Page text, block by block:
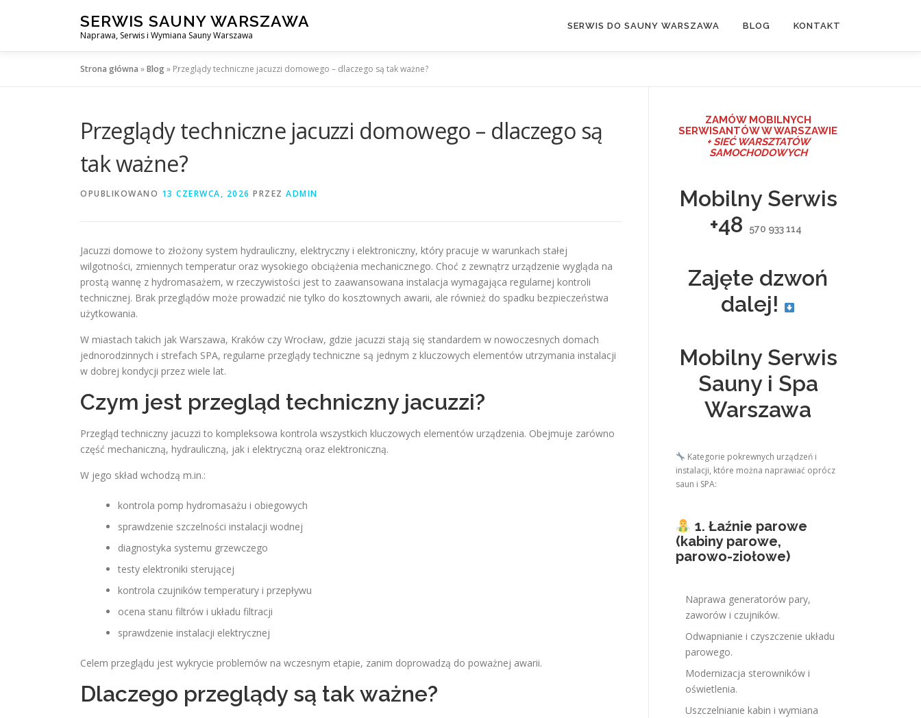
SERWIS SAUNY WARSZAWA
Naprawa, Serwis i Wymiana Sauny Warszawa
SERWIS DO SAUNY WARSZAWA BLOG KONTAKT
Strona główna »Blog» Przeglądy techniczne jacuzzi domowego – dlaczego są tak ważne?
Przeglądy techniczne jacuzzi domowego – dlaczego są
tak ważne?
OPUBLIKOWANO 13 CZERWCA, 2026 PRZEZ ADMIN
Jacuzzi domowe to złożony system hydrauliczny, elektryczny i elektroniczny, który pracuje w warunkach stałej
wilgotności, zmiennych temperatur oraz wysokiego obciążenia mechanicznego. Choć z zewnątrz urządzenie wygląda na
prostą wannę z hydromasażem, w rzeczywistości jest to zaawansowana instalacja wymagająca regularnej kontroli
technicznej. Brak przeglądów może prowadzić nie tylko do kosztownych awarii, ale również do spadku bezpieczeństwa
użytkowania.
W miastach takich jak Warszawa, Kraków czy Wrocław, gdzie jacuzzi stają się standardem w nowoczesnych domach
jednorodzinnych i strefach SPA, regularne przeglądy techniczne są jednym z kluczowych elementów utrzymania instalacji
w dobrej kondycji przez wiele lat.
Czym jest przegląd techniczny jacuzzi?
Przegląd techniczny jacuzzi to kompleksowa kontrola wszystkich kluczowych elementów urządzenia. Obejmuje zarówno
część mechaniczną, hydrauliczną, jak i elektryczną oraz elektroniczną.
W jego skład wchodzą m.in.:
kontrola pomp hydromasażu i obiegowych
sprawdzenie szczelności instalacji wodnej
diagnostyka systemu grzewczego
testy elektroniki sterującej
kontrola czujników temperatury i przepływu
ocena stanu filtrów i układu filtracji
sprawdzenie instalacji elektrycznej
Celem przeglądu jest wykrycie problemów na wczesnym etapie, zanim doprowadzą do poważnej awarii.
Dlaczego przeglądy są tak ważne?
ZAMÓW MOBILNYCH
SERWISANTÓW W WARSZAWIE
+ SIEĆ WARSZTATÓW
SAMOCHODOWYCH
Mobilny Serwis
+48
570 933 114
Zajęte dzwoń
dalej!
Mobilny Serwis
Sauny i Spa
Warszawa
Kategorie pokrewnych urządzeń i
instalacji, które można naprawiać oprócz
saun i SPA:
1. Łaźnie parowe
(kabiny parowe,
parowo-ziołowe)
Naprawa generatorów pary,
zaworów i czujników.
Odwapnianie i czyszczenie układu
parowego.
Modernizacja sterowników i
oświetlenia.
Uszczelnianie kabin i wymiana